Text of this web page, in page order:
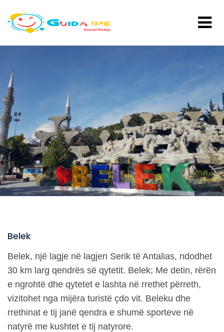
Belek
Belek, një lagje në lagjen Serik të Antalias, ndodhet
30 km larg qendrës së qytetit. Belek; Me detin, rërën
e ngrohtë dhe qytetet e lashta në rrethet përreth,
vizitohet nga mijëra turistë çdo vit. Beleku dhe
rrethinat e tij janë qendra e shumë sporteve në
natyrë me kushtet e tij natyrore.